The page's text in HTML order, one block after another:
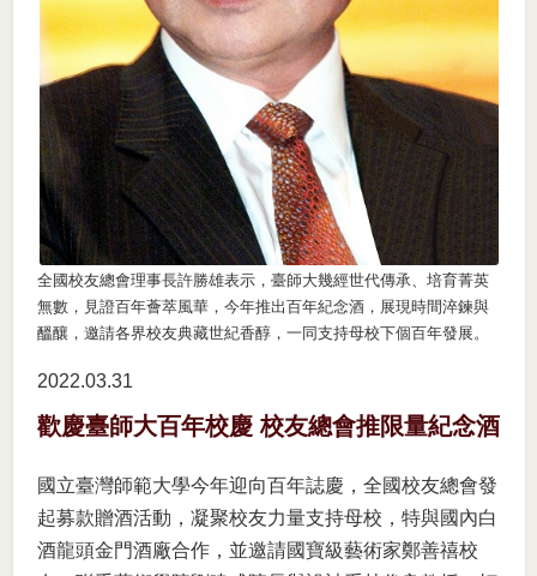
全國校友總會理事長許勝雄表示，臺師大幾經世代傳承、培育菁英
無數，見證百年薈萃風華，今年推出百年紀念酒，展現時間淬鍊與
醞釀，邀請各界校友典藏世紀香醇，一同支持母校下個百年發展。
2022.03 31
歡慶臺師大百年校慶 校友總會推限量紀念酒
國立臺灣師範大學今年迎向百年誌慶，全國校友總會發
起募款贈酒活動，凝聚校友力量支持母校，特與國內白
酒龍頭金門酒廠合作，並邀請國寶級藝術家鄭善禧校